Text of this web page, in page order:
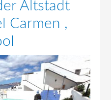
Altstadt
Carmen ,